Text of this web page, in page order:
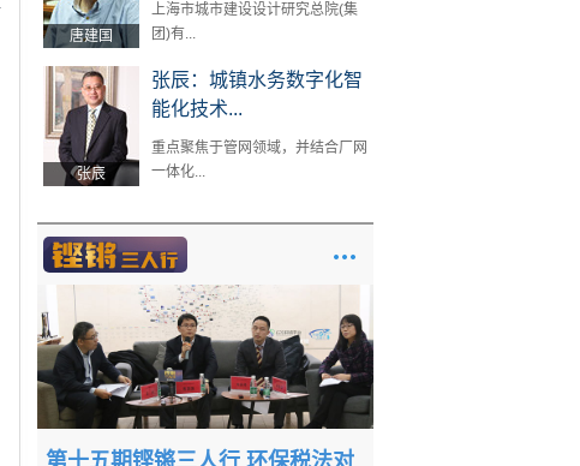
唐建国
上海市城市建设设计研究总院(集
团)有...
张辰
张辰：城镇水务数字化智
能化技术...
重点聚焦于管网领域，并结合厂网
一体化...
第十五期铿锵三人行 环保税法对